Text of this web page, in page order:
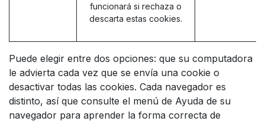
funcionará si rechaza o
descarta estas cookies.
Puede elegir entre dos opciones: que su computadora
le advierta cada vez que se envía una cookie o
desactivar todas las cookies. Cada navegador es
distinto, así que consulte el menú de Ayuda de su
navegador para aprender la forma correcta de